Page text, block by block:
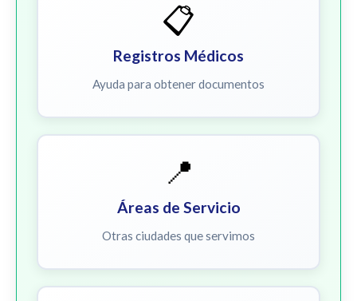
📋
Registros Médicos
Ayuda para obtener documentos
📍
Áreas de Servicio
Otras ciudades que servimos